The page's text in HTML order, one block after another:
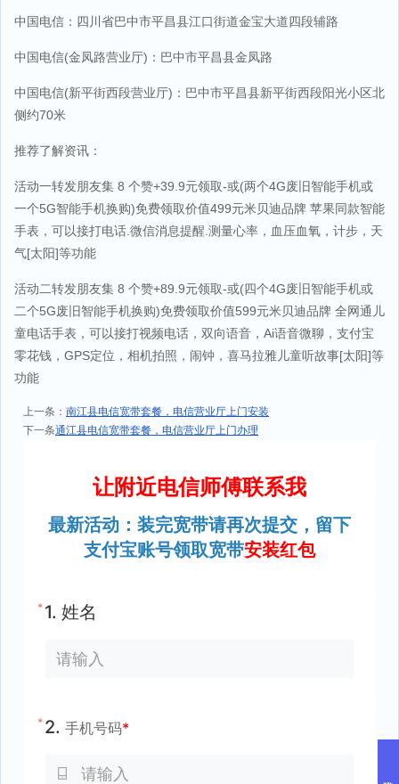
中国电信：四川省巴中市平昌县江口街道金宝大道四段辅路
中国电信(金凤路营业厅)：巴中市平昌县金凤路
中国电信(新平街西段营业厅)：巴中市平昌县新平街西段阳光小区北
侧约70米
推荐了解资讯：
活动一转发朋友集 8 个赞+39.9元领取-或(两个4G废旧智能手机或
一个5G智能手机换购)免费领取价值499元米贝迪品牌 苹果同款智能
手表，可以接打电话.微信消息提醒.测量心率，血压血氧，计步，天
气[太阳]等功能
活动二转发朋友集 8 个赞+89.9元领取-或(四个4G废旧智能手机或
二个5G废旧智能手机换购)免费领取价值599元米贝迪品牌 全网通儿
童电话手表，可以接打视频电话，双向语音，Ai语音微聊，支付宝
零花钱，GPS定位，相机拍照，闹钟，喜马拉雅儿童听故事[太阳]等
功能
上一条： 南江县电信宽带套餐，电信营业厅上门安装
下一条通江县电信宽带套餐，电信营业厅上门办理